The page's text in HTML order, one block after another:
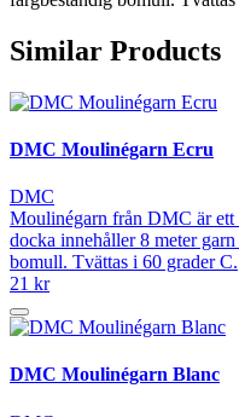
Similar Products
DMC Moulinégarn Ecru
DMC
Moulinégarn från DMC är ett
docka innehåller 8 meter
bomull. Tvättas i 60 grader C.
21 kr
DMC Moulinégarn Blanc